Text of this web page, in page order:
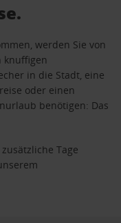
werden Sie von
knuffigen
in die Stadt, eine
oder einen
benötigen: Das
Tage